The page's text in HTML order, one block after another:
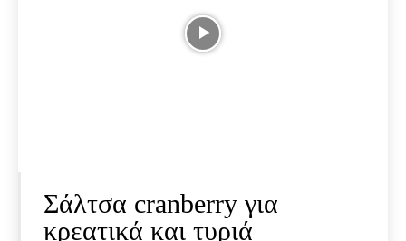
Σάλτσα cranberry για
κρεατικά και τυριά